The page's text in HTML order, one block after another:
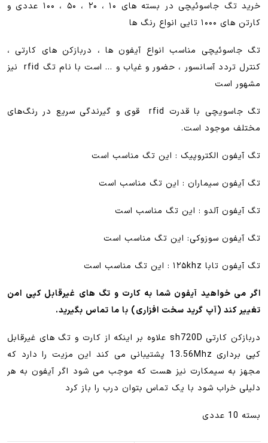
خرید تگ جاسوئیچی در بسته های ۱۰ ، ۲۰ ، ۵۰ ، ۱۰۰ عددی و
کارتن های ۱۰۰۰ تایی انواع رنگ ها
تگ جاسوئیچی مناسب انواع آیفون ها ، دربازکن های کارتی ،
کنترل تردد آسانسور ، حضور و غیاب و … است با نام تگ rfid نیز
مشهور است
تگ جاسویچی با قدرت rfid قوی و گیرندگی سریع در رنگ‌های
مختلف موجود است.
تگ آیفون الکتروپیک : این تگ مناسب است
تگ آیفون سیماران : این تگ مناسب است
تگ آیفون آلدو : این تگ مناسب است
تگ آیفون سوزوکی: این تگ مناسب است
تگ آیفون تابا ۱۲۵khz : این تگ مناسب است
اگر می خواهید آیفون شما به کارت و تگ های غیرقابل کپی امن
تغییر کند (آپ گرید سخت افزاری) با ما تماس بگیرید.
دربازکن کارتی sh720D علاوه بر اینکه از کارت و تگ های غیرقابل
کپی برداری 13.56Mhz پشتیبانی می کند این مزیت را دارد که
مجهز به سیمکارت نیز هست که موجب می شود اگر آیفون به هر
دلیلی خراب شود با یک تماس بتوان درب را باز کرد
بسته 10 عددی